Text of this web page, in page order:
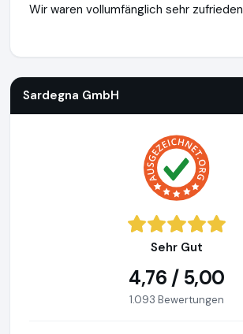
Wir waren vollumfänglich sehr zufrieden
Sardegna GmbH
Sehr Gut
4,76 / 5,00
1.093 Bewertungen